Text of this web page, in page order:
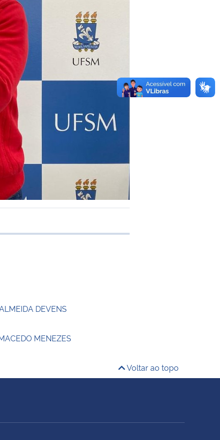
transferência
DEVENS
MENEZES
Voltar ao topo